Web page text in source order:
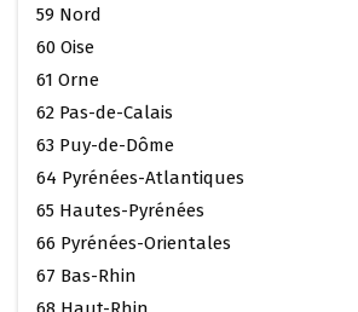
59 Nord
60 Oise
61 Orne
62 Pas-de-Calais
63 Puy-de-Dôme
64 Pyrénées-Atlantiques
65 Hautes-Pyrénées
66 Pyrénées-Orientales
67 Bas-Rhin